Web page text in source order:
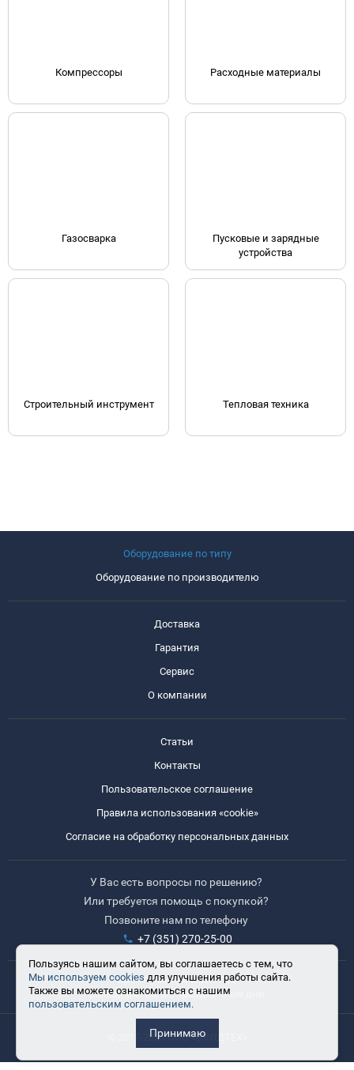
Компрессоры Расходные материалы
Газосварка
Пусковые и зарядные
устройства
Строительный инструмент Тепловая техника
Оборудование по типу
Оборудование по производителю
Доставка
Гарантия
Сервис
О компании
Статьи
Контакты
Пользовательское соглашение
Правила использования «cookie»
Согласие на обработку персональных данных
У Вас есть вопросы по решению?
Или требуется помощь с покупкой?
Позвоните нам по телефону
+7 (351) 270-25-00
Время работы: 8:30-17:30
Выходные: сб, вс, праздничные дни
© 2017-2025 ООО «ВЭЛДТЕХ»
Пользуясь нашим сайтом, вы соглашаетесь с тем, что
Мы используем cookies для улучшения работы сайта.
Также вы можете ознакомиться с нашим
пользовательским соглашением.
Принимаю